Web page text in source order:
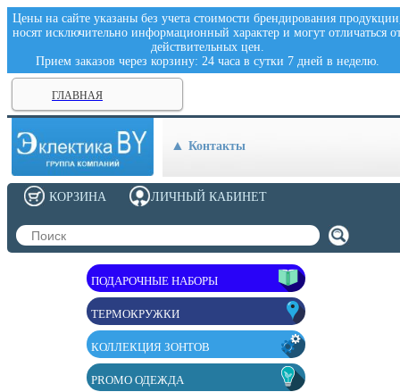
Цены на сайте указаны без учета стоимости брендирования
носят исключительно информационный характер и могут отличаться
действительных цен.
Прием заказов через корзину: 24 часа в сутки 7 дней в неделю.
ГЛАВНАЯ
Контакты
ПОДАРОЧНЫЕ НАБОРЫ
ТЕРМОКРУЖКИ
КОЛЛЕКЦИЯ ЗОНТОВ
PROMO ОДЕЖДА
ЛИЧНЫЙ КАБИНЕТ
КОРЗИНА